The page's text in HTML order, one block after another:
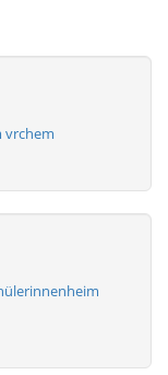
vrchem